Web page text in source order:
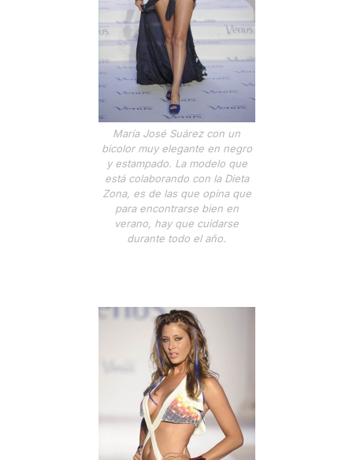
María José Suárez con un
bicolor muy elegante en negro
y estampado. La modelo que
está colaborando con la Dieta
Zona, es de las que opina que
para encontrarse bien en
verano, hay que cuidarse
durante todo el año.